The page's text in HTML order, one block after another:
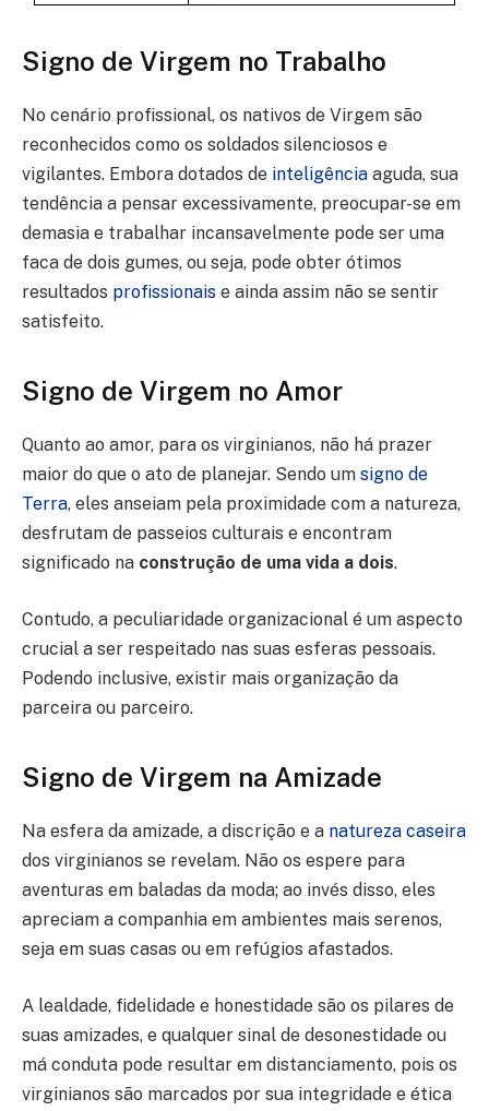
Signo de Virgem no Trabalho
No cenário profissional, os nativos de Virgem são
reconhecidos como os soldados silenciosos e
vigilantes. Embora dotados de inteligência aguda, sua
tendência a pensar excessivamente, preocupar-se em
demasia e trabalhar incansavelmente pode ser uma
faca de dois gumes, ou seja, pode obter ótimos
resultados profissionais e ainda assim não se sentir
satisfeito.
Signo de Virgem no Amor
Quanto ao amor, para os virginianos, não há prazer
maior do que o ato de planejar. Sendo um signo de
Terra, eles anseiam pela proximidade com a natureza,
desfrutam de passeios culturais e encontram
significado na construção de uma vida a dois.
Contudo, a peculiaridade organizacional é um aspecto
crucial a ser respeitado nas suas esferas pessoais.
Podendo inclusive, existir mais organização da
parceira ou parceiro.
Signo de Virgem na Amizade
Na esfera da amizade, a discrição e a natureza caseira
dos virginianos se revelam. Não os espere para
aventuras em baladas da moda; ao invés disso, eles
apreciam a companhia em ambientes mais serenos,
seja em suas casas ou em refúgios afastados.
A lealdade, fidelidade e honestidade são os pilares de
suas amizades, e qualquer sinal de desonestidade ou
má conduta pode resultar em distanciamento, pois os
virginianos são marcados por sua integridade e ética